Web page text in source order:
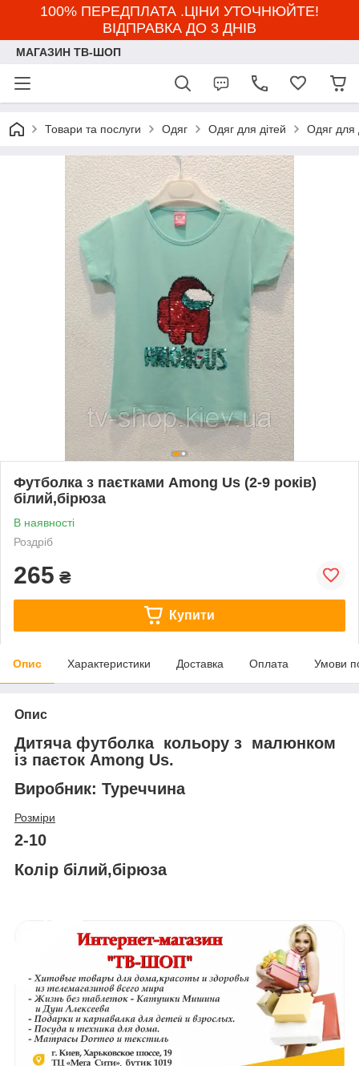
100% ПЕРЕДПЛАТА .ЦІНИ УТОЧНЮЙТЕ!
ВІДПРАВКА ДО 3 ДНІВ
МАГАЗИН ТВ-ШОП
Товари та послуги Одяг Одяг для дітей Одяг для
Футболка з паєтками Among Us (2-9 років)
білий,бірюза
В наявності
Роздріб
265 ₴
Купити
Опис Характеристики Доставка Оплата Умови
Опис
Дитяча футболка кольору з малюнком
із паєток Among Us.
Виробник: Туреччина
Розміри
2-10
Колір білий,бірюза